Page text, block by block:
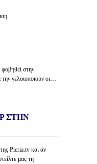
στην
γελοιοποιούν οι…
ΣΤΗΝ
Pieria.tv και άν
μας τη